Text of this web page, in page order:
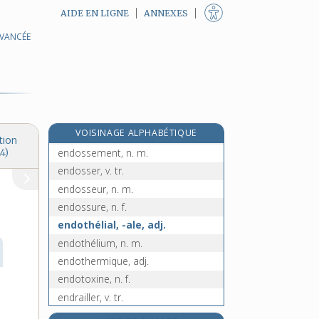
AIDE EN LIGNE ANNEXES
VOISINAGE ALPHABÉTIQUE
endosse, n. f.[7eédition]
endossement, n. m.
endosser, v. tr.
endosseur, n. m.
endossure, n. f.
endothélial, -ale, adj.
endothélium, n. m.
endothermique, adj.
endotoxine, n. f.
endrailler, v. tr.
endroit, n. m.